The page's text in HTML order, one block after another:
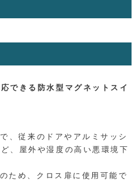
できる防水型マグネットスイ
、従来のドアやアルミサッシ
、屋外や湿度の高い悪環境下
ため、クロス扉に使用可能で